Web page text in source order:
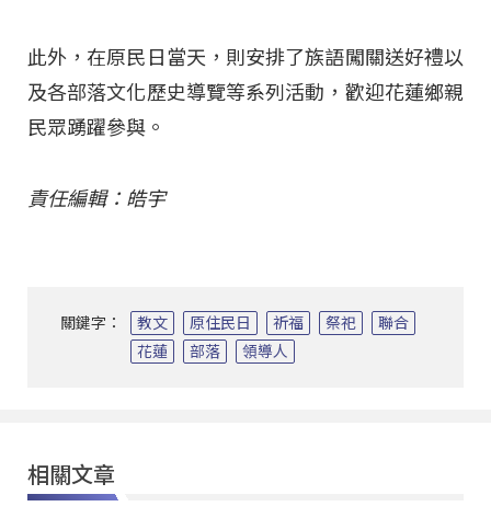
此外，在原民日當天，則安排了族語闖關送好禮以
及各部落文化歷史導覽等系列活動，歡迎花蓮鄉親
民眾踴躍參與。
責任編輯：皓宇
關鍵字： 教文 原住民日 祈福 祭祀
聯合
花蓮
部落 領導人
相關文章